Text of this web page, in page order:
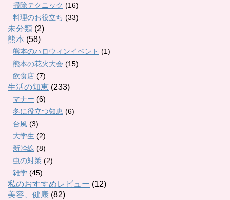
掃除テクニック (16)
料理のお役立ち (33)
未分類 (2)
熊本 (58)
熊本のハロウィンイベント (1)
熊本の花火大会 (15)
飲食店 (7)
生活の知恵 (233)
マナー (6)
冬に役立つ知恵 (6)
台風 (3)
大学生 (2)
新幹線 (8)
虫の対策 (2)
雑学 (45)
私のおすすめレビュー (12)
美容、健康 (82)